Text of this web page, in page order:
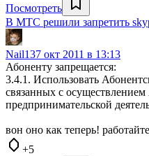
Посмотреть
В МТС решили запретить
Nail137 окт 2011 в 13:13
Абоненту запрещается:
3.4.1. Использовать
связанных с
предпринимательской
вон оно как теперь!
+5